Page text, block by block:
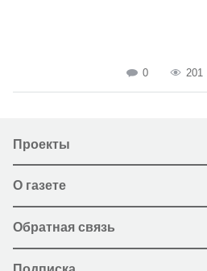
0 201
Проекты
О газете
Обратная связь